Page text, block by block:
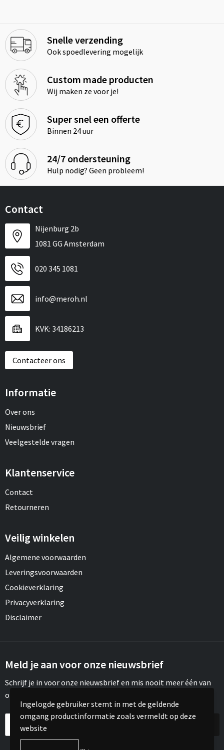
Snelle verzending
Ook spoedlevering mogelijk
Custom made producten
Wij maken ze voor je!
Super snel een offerte
Binnen 24 uur
24/7 ondersteuning
Hulp nodig? Geen probleem!
Contact
Nijenburg 2b
1081 GG Amsterdam
020 345 1081
info@meroh.nl
KVK: 34186213
Contacteer ons
Informatie
Over ons
Nieuwsbrief
Veelgestelde vragen
Klantenservice
Contact
Retourneren
Veilig winkelen
Algemene voorwaarden
Leveringsvoorwaarden
Cookieverklaring
Privacyverklaring
Disclaimer
Meld je aan voor onze nieuwsbrief
Schrijf je in voor onze nieuwsbrief en mis nooit meer één van
onze leuke aanbiedingen of updates.
Ingelogde gebruiker stemt in met de geldende
omgang productinformatie zoals vermeldt op deze
website